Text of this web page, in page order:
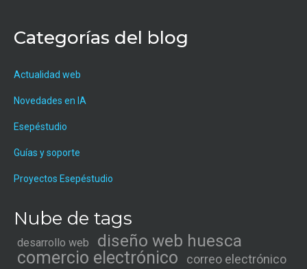
Categorías del blog
Actualidad web
Novedades en IA
Esepéstudio
Guías y soporte
Proyectos Esepéstudio
Nube de tags
desarrollo web
diseño web huesca
comercio electrónico
correo electrónico